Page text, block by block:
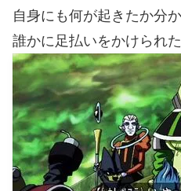
自身にも何が起きたか分
誰かに足払いをかけられた